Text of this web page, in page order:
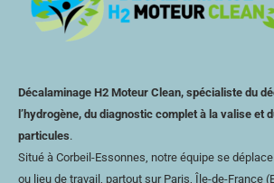
Décalaminage H2 Moteur Clean, spécialiste du
l’hydrogène, du diagnostic complet à la valise et
particules.
Situé à Corbeil-Essonnes, notre équipe se
ou lieu de travail, partout sur Paris, Île-de-France